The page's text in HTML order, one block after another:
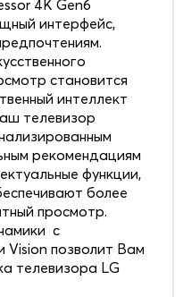
4K Gen6
интерфейс,
становится
интеллект
телевизор
рекомендациям
функции,
более
просмотр.
с
позволит Вам
телевизора LG